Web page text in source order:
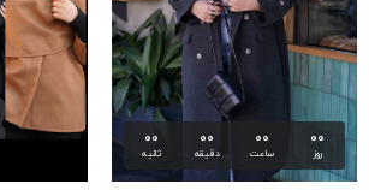
00
روز
00
ساعت
00
دقیقه
00
ثانیه